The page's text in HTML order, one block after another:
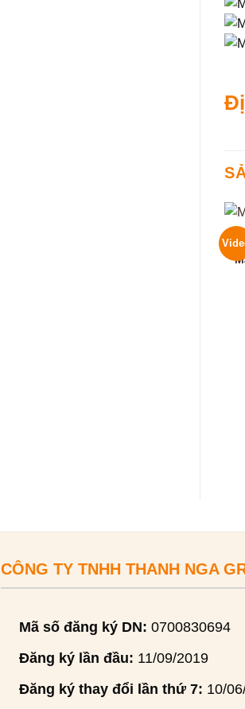
CÔNG TY TNHH THANH NGA
Mã số đăng ký DN: 0700830694
Đăng ký lần đầu: 11/09/2019
Đăng ký thay đổi lần thứ 7: 10/